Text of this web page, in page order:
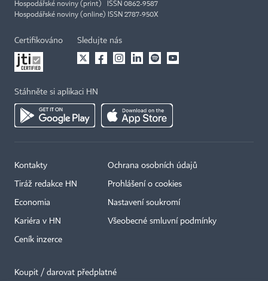
Hospodářské noviny (print) ISSN 0862-9587
Hospodářské noviny (online) ISSN 2787-950X
Certifikováno Sledujte nás
Stáhněte si aplikaci HN
Kontakty
Tiráž redakce HN
Economia
Kariéra v HN
Ceník inzerce
Ochrana osobních údajů
Prohlášení o cookies
Nastavení soukromí
Všeobecné smluvní podmínky
Koupit / darovat předplatné